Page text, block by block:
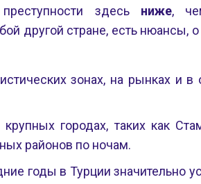
здесь ниже,
другой стране, есть нюансы,
зонах, на рынках и
городах, таких как
районов по ночам.
годы в Турции значительно